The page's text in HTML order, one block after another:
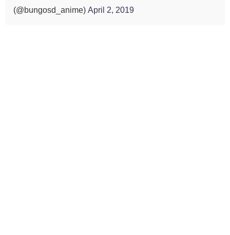
(@bungosd_anime) April 2, 2019